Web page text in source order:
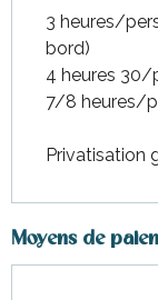
3 heures/
bord)
4 heures 30/
7/8 heures/
Privatisation
Moyens de